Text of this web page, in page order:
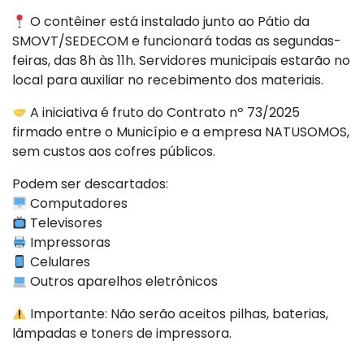
O contêiner está instalado junto ao Pátio da
SMOVT/SEDECOM e funcionará todas as segundas-
feiras, das 8h às 11h. Servidores municipais estarão no
local para auxiliar no recebimento dos materiais.
A iniciativa é fruto do Contrato nº 73/2025
firmado entre o Município e a empresa NATUSOMOS,
sem custos aos cofres públicos.
Podem ser descartados:
Computadores
Televisores
Impressoras
Celulares
Outros aparelhos eletrônicos
Importante: Não serão aceitos pilhas, baterias,
lâmpadas e toners de impressora.